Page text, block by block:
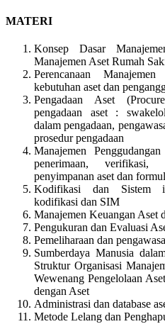
MATERI
Konsep Dasar
Manajemen Aset Rumah
Perencanaan
kebutuhan aset dan
Pengadaan Aset
pengadaan aset :
dalam pengadaan,
prosedur pengadaan
Manajemen
penerimaan, verifikasi,
penyimpanan aset dan
Kodifikasi dan Sistem
kodifikasi dan SIM
Manajemen Keuangan Aset
Pengukuran dan Evaluasi
Pemeliharaan dan
Sumberdaya Manusia
Struktur Organisasi
Wewenang Pengelolaan
dengan Aset
Administrasi dan database
Metode Lelang dan